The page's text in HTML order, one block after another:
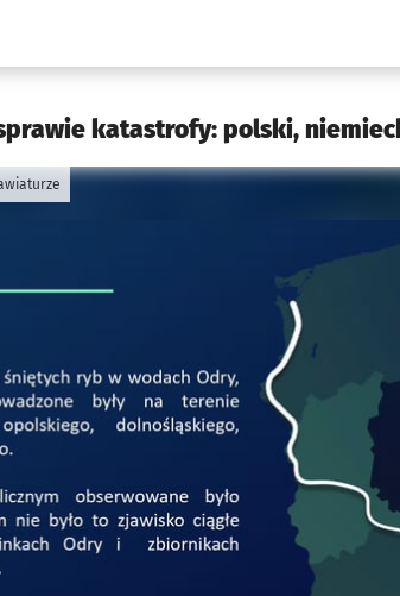
Środowisko we Wrocławiu
katastrofy: polski,